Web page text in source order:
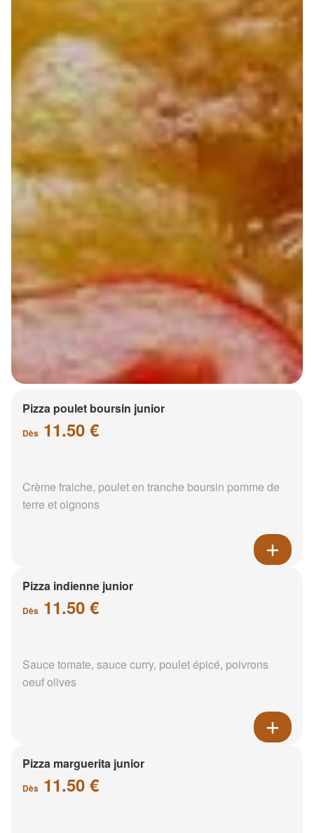
Pizza poulet boursin junior
Dès 11.50 €
Crème fraiche, poulet en tranche boursin pomme de
terre et oignons
Pizza indienne junior
Dès 11.50 €
Sauce tomate, sauce curry, poulet épicé, poivrons
oeuf olives
Pizza marguerita junior
Dès 11.50 €